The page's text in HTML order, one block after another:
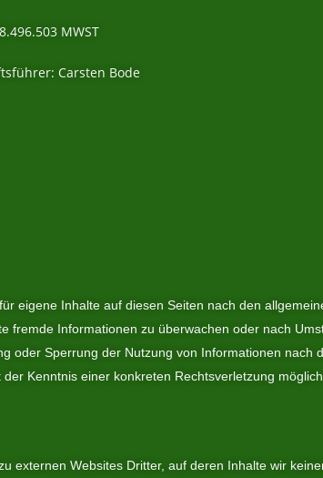
MWST
Carsten Bode
eigene Inhalte auf diesen Seiten nach den
fremde Informationen zu überwachen oder nach
oder Sperrung der Nutzung von Informationen
Kenntnis einer konkreten Rechtsverletzung
externen Websites Dritter, auf deren Inhalte wir